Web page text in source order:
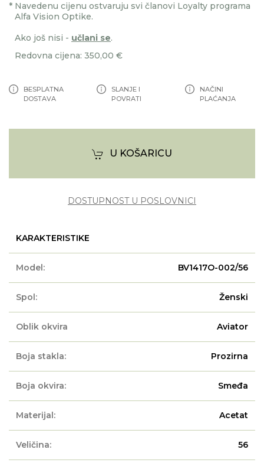
* Navedenu cijenu ostvaruju svi članovi Loyalty programa
Alfa Vision Optike.
Ako još nisi - učlani se.
Redovna cijena: 350,00 €
BESPLATNA
DOSTAVA
SLANJE I
POVRATI
NAČINI
PLAĆANJA
U KOŠARICU
DOSTUPNOST U POSLOVNICI
KARAKTERISTIKE
Model: BV1417O-002/56
Spol: Ženski
Oblik okvira Aviator
Boja stakla: Prozirna
Boja okvira: Smeđa
Materijal: Acetat
Veličina: 56